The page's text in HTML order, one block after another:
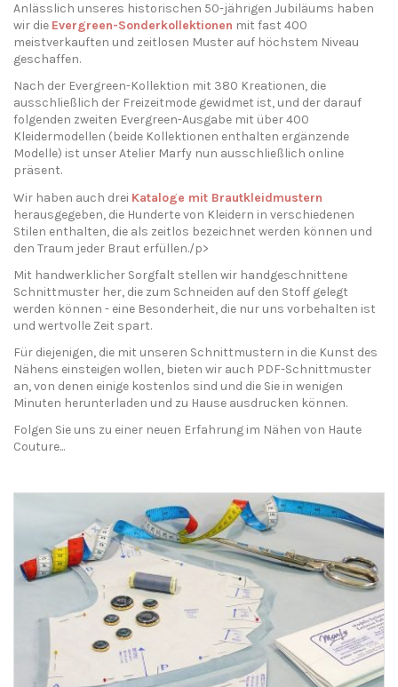
Anlässlich unseres historischen 50-jährigen Jubiläums haben
wir die Evergreen-Sonderkollektionen mit fast 400
meistverkauften und zeitlosen Muster auf höchstem Niveau
geschaffen.
Nach der Evergreen-Kollektion mit 380 Kreationen, die
ausschließlich der Freizeitmode gewidmet ist, und der darauf
folgenden zweiten Evergreen-Ausgabe mit über 400
Kleidermodellen (beide Kollektionen enthalten ergänzende
Modelle) ist unser Atelier Marfy nun ausschließlich online
präsent.
Wir haben auch drei Kataloge mit Brautkleidmustern
herausgegeben, die Hunderte von Kleidern in verschiedenen
Stilen enthalten, die als zeitlos bezeichnet werden können und
den Traum jeder Braut erfüllen./p>
Mit handwerklicher Sorgfalt stellen wir handgeschnittene
Schnittmuster her, die zum Schneiden auf den Stoff gelegt
werden können - eine Besonderheit, die nur uns vorbehalten ist
und wertvolle Zeit spart.
Für diejenigen, die mit unseren Schnittmustern in die Kunst des
Nähens einsteigen wollen, bieten wir auch PDF-Schnittmuster
an, von denen einige kostenlos sind und die Sie in wenigen
Minuten herunterladen und zu Hause ausdrucken können.
Folgen Sie uns zu einer neuen Erfahrung im Nähen von Haute
Couture...